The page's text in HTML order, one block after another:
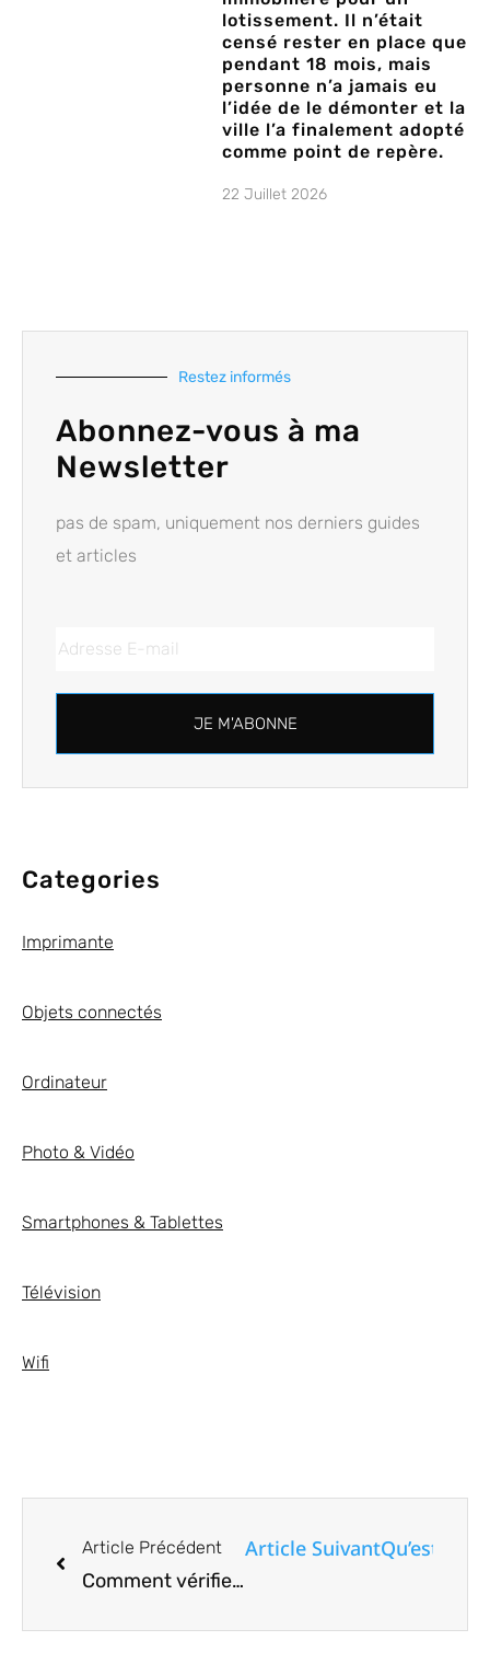
lotissement. Il n’était
censé rester en place que
pendant 18 mois, mais
personne n’a jamais eu
l’idée de le démonter et la
ville l’a finalement adopté
comme point de repère.
22 Juillet 2026
Restez informés
Abonnez-vous à ma
Newsletter
pas de spam, uniquement nos derniers guides
et articles
JE M'ABONNE
Categories
Imprimante
Objets connectés
Ordinateur
Photo & Vidéo
Smartphones & Tablettes
Télévision
Wifi
Article Précédent
Comment vérifier l’heure de l’écran sous Windows
Article SuivantQu’est-ce